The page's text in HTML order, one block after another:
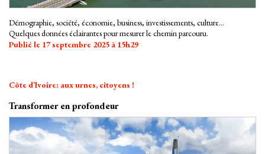
Démographie, société, économie, business, investissements, culture…
Quelques données éclairantes pour mesurer le chemin parcouru.
Publié le 17 septembre 2025 à 15h29
Côte d’Ivoire: aux urnes, citoyens !
Transformer en profondeur